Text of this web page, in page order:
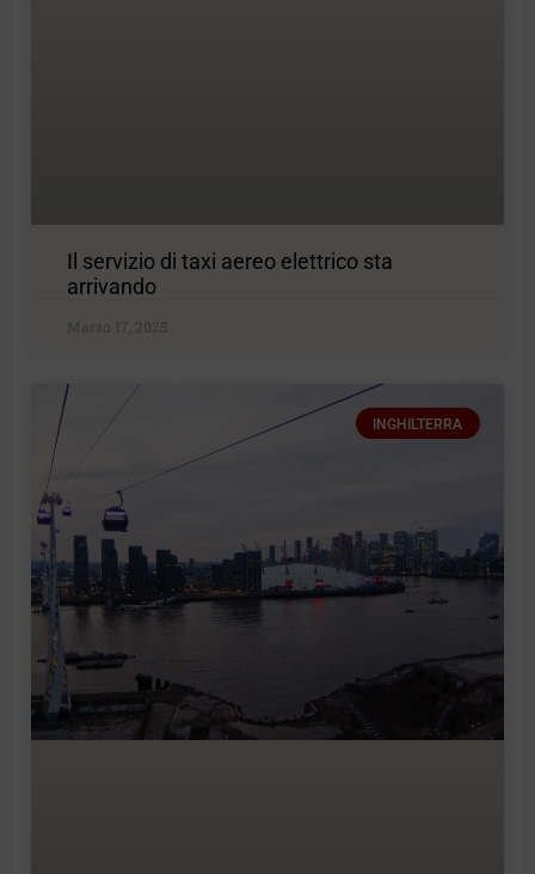
Il servizio di taxi aereo elettrico sta
arrivando
Marzo 17, 2025
INGHILTERRA